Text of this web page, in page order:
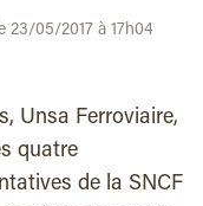
23/05/2017 à 17h04
Unsa Ferroviaire,
quatre
de la SNCF